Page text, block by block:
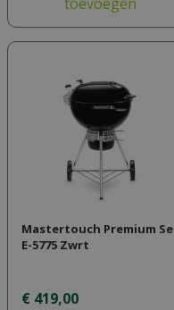
Mastertouch Premium Se
E-5775 Zwrt
€ 419,00